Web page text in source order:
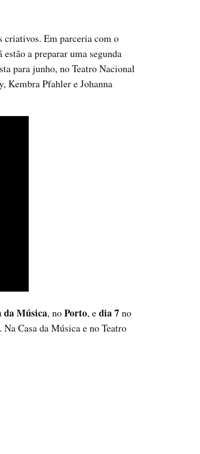
criativos. Em parceria com o
a preparar uma segunda
para junho, no Teatro Nacional
Kembra Pfahler e Johanna
da Música, noPorto, edia 7no
Casa da Música e no Teatro